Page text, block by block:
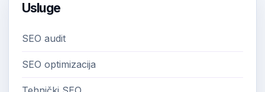
Usluge
SEO audit
SEO optimizacija